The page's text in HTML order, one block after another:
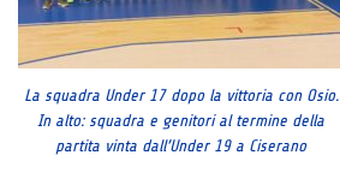
La squadra Under 17 dopo la vittoria con Osio.
In alto: squadra e genitori al termine della
partita vinta dall’Under 19 a Ciserano